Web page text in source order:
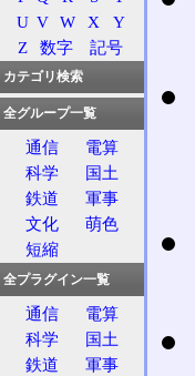
U V W X
Y
Z
数字 記号
カテゴリ検索
全グループ一覧
通信
電算
科学
国土
鉄道
軍事
文化
萌色
短縮
全プラグイン一覧
通信
電算
科学
国土
鉄道
軍事